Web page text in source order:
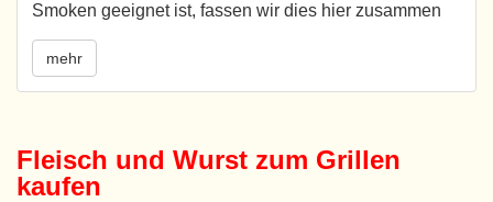
Smoken geeignet ist, fassen wir dies hier zusammen
mehr
Fleisch und Wurst zum Grillen
kaufen